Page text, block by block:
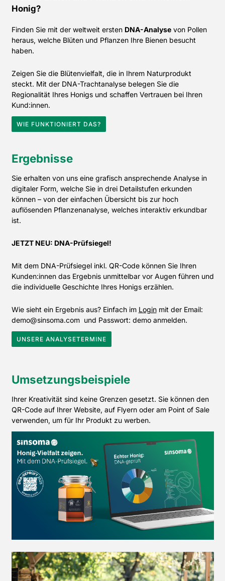
Honig?
Finden Sie mit der weltweit ersten DNA-Analysevon Pollen
heraus, welche Blüten und Pflanzen Ihre Bienen besucht
haben.
Zeigen Sie die Blütenvielfalt, die in Ihrem Naturprodukt
steckt. Mit der DNA-Trachtanalyse belegen Sie die
Regionalität Ihres Honigs und schaffen Vertrauen bei Ihren
Kund:innen.
WIE FUNKTIONIERT DAS?
Ergebnisse
Sie erhalten von uns eine grafisch ansprechende Analyse in
digitaler Form, welche Sie in drei Detailstufen erkunden
können – von der einfachen Übersicht bis zur hoch
auflösenden Pflanzenanalyse, welches interaktiv erkundbar
ist.
JETZT NEU: DNA-Prüfsiegel!
Mit dem DNA-Prüfsiegel inkl. QR-Code können Sie Ihren
Kunden:innen das Ergebnis unmittelbar vor Augen führen und
die individuelle Geschichte Ihres Honigs erzählen.
Wie sieht ein Ergebnis aus? Einfach im Loginmit der Email:
demo@sinsoma.com und Passwort: demo anmelden.
UNSERE ANALYSETERMINE
Umsetzungsbeispiele
Ihrer Kreativität sind keine Grenzen gesetzt. Sie können den
QR-Code auf Ihrer Website, auf Flyern oder am Point of Sale
verwenden, um für Ihr Produkt zu werben.